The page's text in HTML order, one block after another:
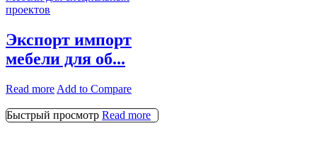
проектов
Экспорт импорт
мебели для об...
Read more Add to Compare
Быстрый просмотр Read more